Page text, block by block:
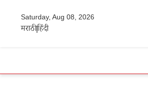
Saturday, Aug 08, 2026
मराठीहिंदी